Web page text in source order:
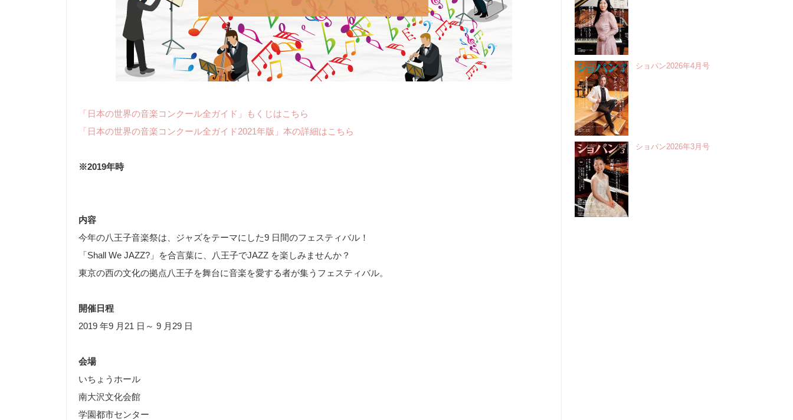
「日本の世界の音楽コンクール全ガイド」もくじはこちら
「日本の世界の音楽コンクール全ガイド2021年版」本の詳細はこちら
※2019年時
内容
今年の八王子音楽祭は、ジャズをテーマにした9 日間のフェスティバル！
「Shall We JAZZ?」を合言葉に、八王子でJAZZ を楽しみませんか？
東京の西の文化の拠点八王子を舞台に音楽を愛する者が集うフェスティバル。
開催日程
2019 年9 月21 日～ 9 月29 日
会場
いちょうホール
南大沢文化会館
学園都市センター
ショパン2026年4月号
ショパン2026年3月号